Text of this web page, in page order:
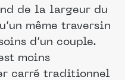
de la largeur du
même traversin
d’un couple.
moins
carré traditionnel